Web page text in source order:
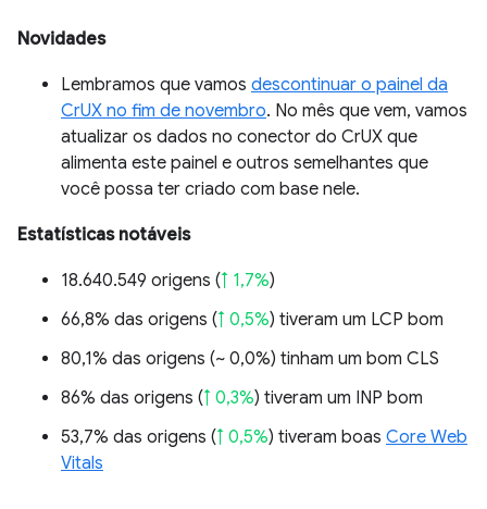
Novidades
Lembramos que vamos descontinuar o painel da
CrUX no fim de novembro. No mês que vem, vamos
atualizar os dados no conector do CrUX que
alimenta este painel e outros semelhantes que
você possa ter criado com base nele.
Estatísticas notáveis
18.640.549 origens (↑ 1,7%)
66,8% das origens (↑ 0,5%) tiveram um LCP bom
80,1% das origens (~ 0,0%) tinham um bom CLS
86% das origens (↑ 0,3%) tiveram um INP bom
53,7% das origens (↑ 0,5%) tiveram boas Core Web
Vitals